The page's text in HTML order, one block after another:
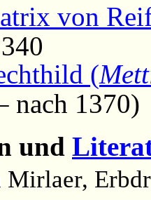
von
(
nach 1370)
und